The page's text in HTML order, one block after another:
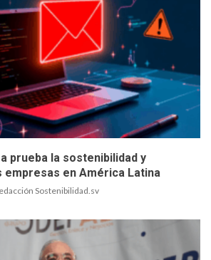
prueba la sostenibilidad y
empresas en América Latina
Sostenibilidad.sv